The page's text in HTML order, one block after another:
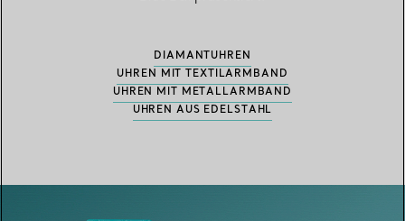
DIAMANTUHREN
UHREN MIT TEXTILARMBAND
UHREN MIT METALLARMBAND
UHREN AUS EDELSTAHL